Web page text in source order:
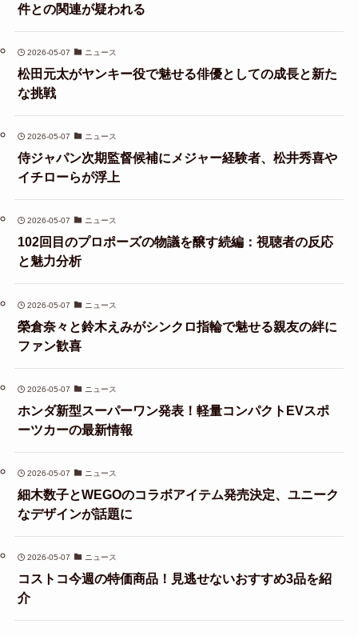
件との関連が疑われる
2026-05-07 ニュース
松田元太がヤンキー役で魅せる俳優としての成長と新た
な挑戦
2026-05-07 ニュース
侍ジャパン次期監督候補にメジャー経験者、松井秀喜や
イチローらが浮上
2026-05-07 ニュース
102回目のプロポーズの物議を醸す続編：視聴者の反応
と魅力分析
2026-05-07 ニュース
榮倉奈々と鈴木えみがシンクロ指輪で魅せる親友の絆に
ファン歓喜
2026-05-07 ニュース
ホンダ新型スーパーワン発表！軽量コンパクトEVスポ
ーツカーの最新情報
2026-05-07 ニュース
細木数子とWEGOのコラボアイテム発売決定、ユニーク
なデザインが話題に
2026-05-07 ニュース
コストコ今週の特価商品！見逃せないおすすめ3品を紹
介